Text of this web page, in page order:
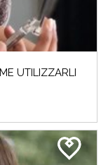
UTILIZZARLI